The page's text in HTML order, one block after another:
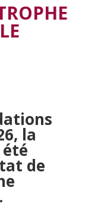
la
de